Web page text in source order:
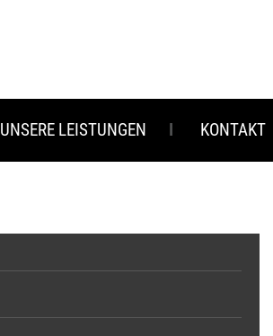
UNSERE LEISTUNGEN KONTAKT